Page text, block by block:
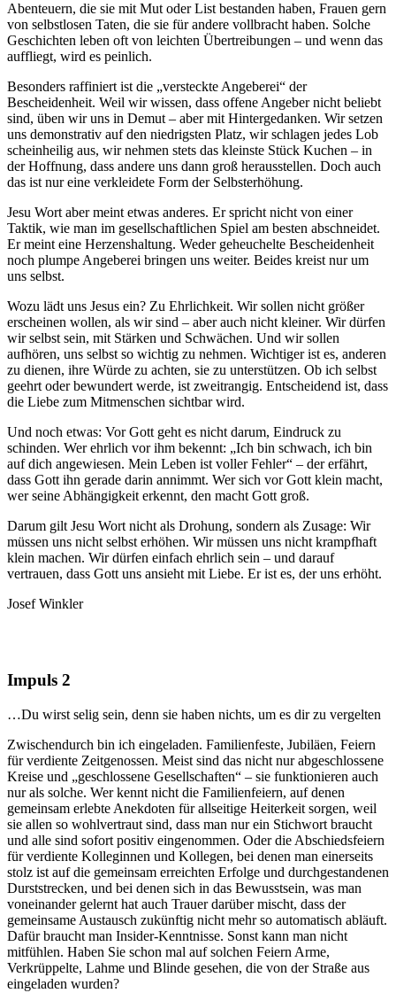
Abenteuern, die sie mit Mut oder List bestanden haben, Frauen gern
von selbstlosen Taten, die sie für andere vollbracht haben. Solche
Geschichten leben oft von leichten Übertreibungen – und wenn das
auffliegt, wird es peinlich.
Besonders raffiniert ist die „versteckte Angeberei“ der
Bescheidenheit. Weil wir wissen, dass offene Angeber nicht beliebt
sind, üben wir uns in Demut – aber mit Hintergedanken. Wir setzen
uns demonstrativ auf den niedrigsten Platz, wir schlagen jedes Lob
scheinheilig aus, wir nehmen stets das kleinste Stück Kuchen – in
der Hoffnung, dass andere uns dann groß herausstellen. Doch auch
das ist nur eine verkleidete Form der Selbsterhöhung.
Jesu Wort aber meint etwas anderes. Er spricht nicht von einer
Taktik, wie man im gesellschaftlichen Spiel am besten abschneidet.
Er meint eine Herzenshaltung. Weder geheuchelte Bescheidenheit
noch plumpe Angeberei bringen uns weiter. Beides kreist nur um
uns selbst.
Wozu lädt uns Jesus ein? Zu Ehrlichkeit. Wir sollen nicht größer
erscheinen wollen, als wir sind – aber auch nicht kleiner. Wir dürfen
wir selbst sein, mit Stärken und Schwächen. Und wir sollen
aufhören, uns selbst so wichtig zu nehmen. Wichtiger ist es, anderen
zu dienen, ihre Würde zu achten, sie zu unterstützen. Ob ich selbst
geehrt oder bewundert werde, ist zweitrangig. Entscheidend ist, dass
die Liebe zum Mitmenschen sichtbar wird.
Und noch etwas: Vor Gott geht es nicht darum, Eindruck zu
schinden. Wer ehrlich vor ihm bekennt: „Ich bin schwach, ich bin
auf dich angewiesen. Mein Leben ist voller Fehler“ – der erfährt,
dass Gott ihn gerade darin annimmt. Wer sich vor Gott klein macht,
wer seine Abhängigkeit erkennt, den macht Gott groß.
Darum gilt Jesu Wort nicht als Drohung, sondern als Zusage: Wir
müssen uns nicht selbst erhöhen. Wir müssen uns nicht krampfhaft
klein machen. Wir dürfen einfach ehrlich sein – und darauf
vertrauen, dass Gott uns ansieht mit Liebe. Er ist es, der uns erhöht.
Josef Winkler
Impuls 2
…Du wirst selig sein, denn sie haben nichts, um es dir zu vergelten
Zwischendurch bin ich eingeladen. Familienfeste, Jubiläen, Feiern
für verdiente Zeitgenossen. Meist sind das nicht nur abgeschlossene
Kreise und „geschlossene Gesellschaften“ – sie funktionieren auch
nur als solche. Wer kennt nicht die Familienfeiern, auf denen
gemeinsam erlebte Anekdoten für allseitige Heiterkeit sorgen, weil
sie allen so wohlvertraut sind, dass man nur ein Stichwort braucht
und alle sind sofort positiv eingenommen. Oder die Abschiedsfeiern
für verdiente Kolleginnen und Kollegen, bei denen man einerseits
stolz ist auf die gemeinsam erreichten Erfolge und durchgestandenen
Durststrecken, und bei denen sich in das Bewusstsein, was man
voneinander gelernt hat auch Trauer darüber mischt, dass der
gemeinsame Austausch zukünftig nicht mehr so automatisch abläuft.
Dafür braucht man Insider-Kenntnisse. Sonst kann man nicht
mitfühlen. Haben Sie schon mal auf solchen Feiern Arme,
Verkrüppelte, Lahme und Blinde gesehen, die von der Straße aus
eingeladen wurden?